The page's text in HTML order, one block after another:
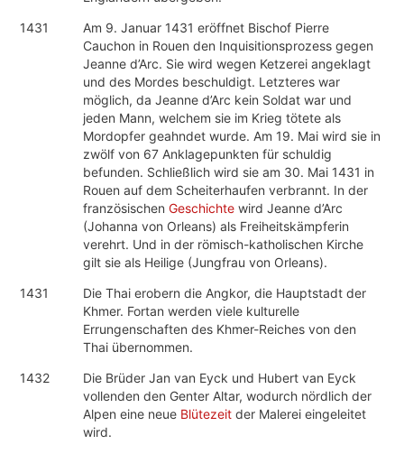
1431
Am 9. Januar 1431 eröffnet Bischof Pierre
Cauchon in Rouen den Inquisitionsprozess gegen
Jeanne d’Arc. Sie wird wegen Ketzerei angeklagt
und des Mordes beschuldigt. Letzteres war
möglich, da Jeanne d’Arc kein Soldat war und
jeden Mann, welchem sie im Krieg tötete als
Mordopfer geahndet wurde. Am 19. Mai wird sie in
zwölf von 67 Anklagepunkten für schuldig
befunden. Schließlich wird sie am 30. Mai 1431 in
Rouen auf dem Scheiterhaufen verbrannt. In der
französischen Geschichte wird Jeanne d’Arc
(Johanna von Orleans) als Freiheitskämpferin
verehrt. Und in der römisch-katholischen Kirche
gilt sie als Heilige (Jungfrau von Orleans).
1431
Die Thai erobern die Angkor, die Hauptstadt der
Khmer. Fortan werden viele kulturelle
Errungenschaften des Khmer-Reiches von den
Thai übernommen.
1432
Die Brüder Jan van Eyck und Hubert van Eyck
vollenden den Genter Altar, wodurch nördlich der
Alpen eine neue Blütezeit der Malerei eingeleitet
wird.